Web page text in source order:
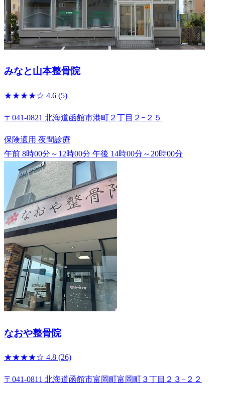
みなと山本整骨院
★★★★☆ 4.6 (5)
〒041-0821 北海道函館市港町２丁目２−２５
保険適用 夜間診療
午前 8時00分～12時00分 午後 14時00分～20時00分
なおや整骨院
★★★★☆ 4.8 (26)
〒041-0811 北海道函館市富岡町富岡町３丁目２３−２２